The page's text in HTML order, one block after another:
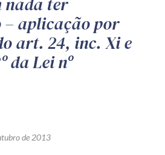
(contato)
e serviços
por Escrito
– aplicação por
art. 24, inc. Xi e
da Lei nº
de 2013